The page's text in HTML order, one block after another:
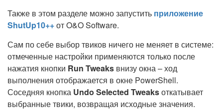
Также в этом разделе можно запустить приложение
ShutUp10++от O&O Software.
Сам по себе выбор твиков ничего не меняет в системе:
отмеченные настройки применяются только после
нажатия кнопки Run Tweaks внизу окна – ход
выполнения отображается в окне PowerShell.
Соседняя кнопка Undo Selected Tweaksоткатывает
выбранные твики, возвращая исходные значения.